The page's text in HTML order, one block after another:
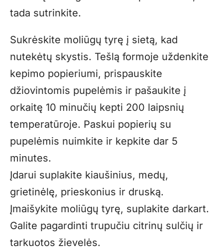
tada sutrinkite.
Sukrėskite moliūgų tyrę į sietą, kad
nutekėtų skystis. Tešlą formoje uždenkite
kepimo popieriumi, prispauskite
džiovintomis pupelėmis ir pašaukite į
orkaitę 10 minučių kepti 200 laipsnių
temperatūroje. Paskui popierių su
pupelėmis nuimkite ir kepkite dar 5
minutes.
Įdarui suplakite kiaušinius, medų,
grietinėlę, prieskonius ir druską.
Įmaišykite moliūgų tyrę, suplakite darkart.
Galite pagardinti trupučiu citrinų sulčių ir
tarkuotos žievelės.